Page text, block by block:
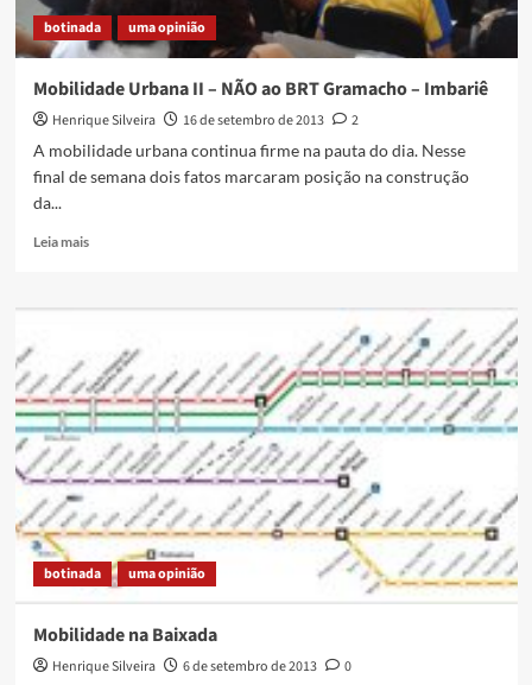
botinada uma opinião
Mobilidade Urbana II – NÃO ao BRT Gramacho – Imbariê
Henrique Silveira 16 de setembro de 2013
2
A mobilidade urbana continua firme na pauta do dia. Nesse
final de semana dois fatos marcaram posição na construção
da...
Leia maisRead
NÃO
ao
BRT
Gramacho
–
Imbariê
botinada uma opinião
Mobilidade na Baixada
Henrique Silveira 6 de setembro de 2013
0